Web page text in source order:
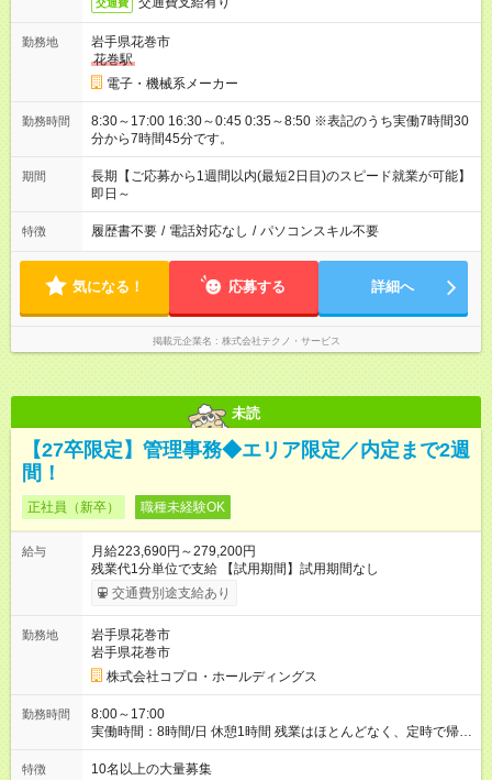
交通費
勤務地
岩手県花巻市
花巻駅
電子・機械系メーカー
勤務時間
8:30～17:00 16:30～0:45 0:35～8:50 ※表記のうち実働7時間30
分から7時間45分です。
期間
長期【ご応募から1週間以内(最短2日目)のスピード就業が可能】
即日～
特徴 履歴書不要 / 電話対応なし / パソコンスキル不要
気になる！ 応募する 詳細へ
掲載元企業名 株式会社テクノ・サービス
未読
【27卒限定】管理事務◆エリア限定／内定まで2週
間！
正社員（新卒） 職種未経験OK
給与
月給223,690円～279,200円
残業代1分単位で支給 【試用期間】試用期間なし
交通費別途支給あり
勤務地
岩手県花巻市
岩手県花巻市
株式会社コプロ・ホールディングス
勤務時間
8:00～17:00
実働時間：8時間/日 休憩1時間 残業はほとんどなく、定時で帰れ
る日が多い働き方です。 毎日の業務は進捗管理や事務が中心な
ので、 「今日やるべき仕事」が終われば、自然と区切りをつけ
特徴 10名以上の大量募集